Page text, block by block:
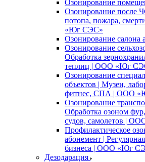
Озонирование
Озонирование после
потопа, пожара,
«Юг СЭС»
Озонирование салона
Озонирование
Обработка
теплиц | ООО «Юг
Озонирование
объектов | Музеи,
фитнес, СПА | ООО
Озонирование
Обработка озоном
судов, самолетов |
Профилактическое
абонемент |
бизнеса | ООО «Юг
Дезодарация